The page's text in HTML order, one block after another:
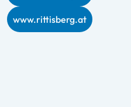
www.rittisberg.at